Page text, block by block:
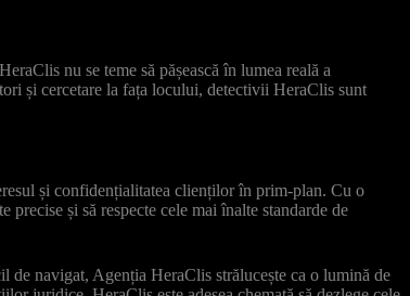
nu se teme să pășească în lumea reală a
și cercetare la fața locului, detectivii HeraClis sunt
și confidențialitatea clienților în prim-plan. Cu o
precise și să respecte cele mai înalte standarde de
navigat, Agenția HeraClis strălucește ca o lumină de